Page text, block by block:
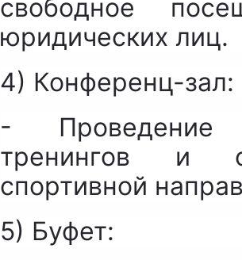
свободное
юридических лиц.
4) Конференц-зал:
- Проведение
тренингов и
спортивной
5) Буфет: